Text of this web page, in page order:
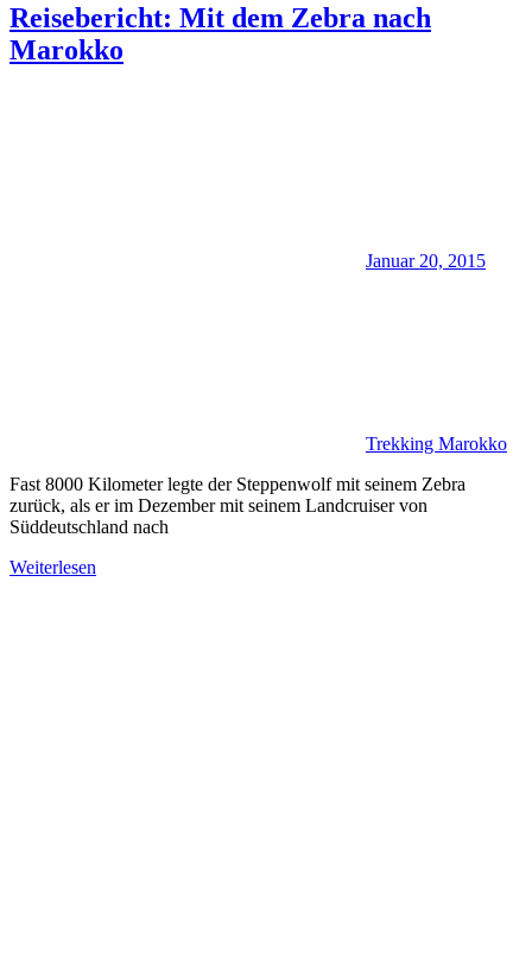
Reisebericht: Mit dem Zebra nach
Marokko
Januar 20, 2015
Trekking Marokko
Fast 8000 Kilometer legte der Steppenwolf mit seinem Zebra
zurück, als er im Dezember mit seinem Landcruiser von
Süddeutschland nach
Weiterlesen